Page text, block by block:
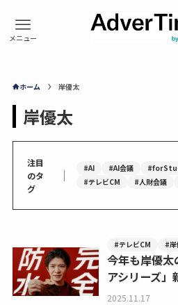
ホーム 岸優太
岸優太
注目
のタ
グ
｜ #AI #AI会議
#テレビCM
#人財会議
#テレビCM #
今年も岸優
アシリーズ
2025.11.17